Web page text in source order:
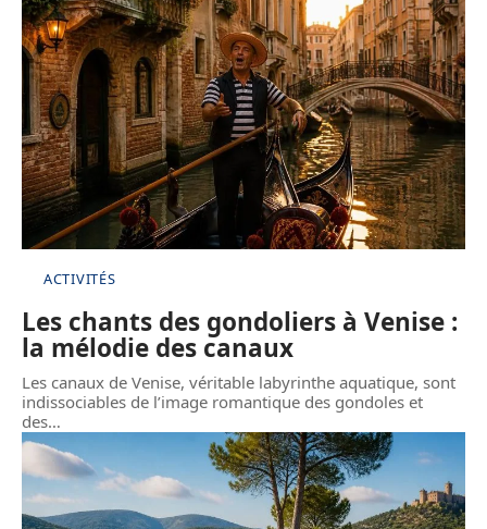
ACTIVITÉS
Les chants des gondoliers à Venise :
la mélodie des canaux
Les canaux de Venise, véritable labyrinthe aquatique, sont
indissociables de l’image romantique des gondoles et
des…